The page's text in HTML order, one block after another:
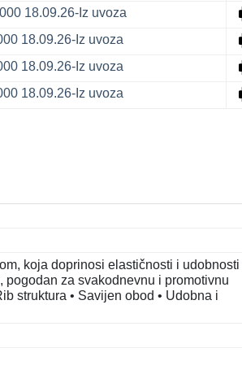
18.09.26-Iz uvoza
18.09.26-Iz uvoza
18.09.26-Iz uvoza
18.09.26-Iz uvoza
koja doprinosi elastičnosti i udobnosti
za svakodnevnu i promotivnu
struktura • Savijen obod • Udobna i